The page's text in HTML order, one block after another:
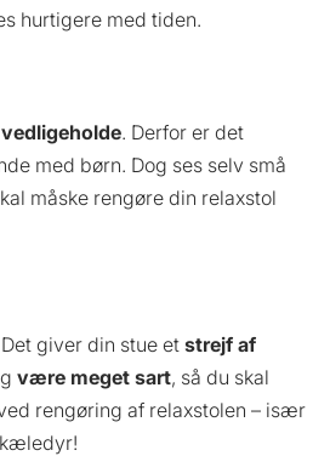
hurtigere med tiden.
. Derfor er det
med børn. Dog ses selv små
måske rengøre din relaxstol
giver din stue et strejf af
være meget sart, så du skal
rengøring af relaxstolen – især